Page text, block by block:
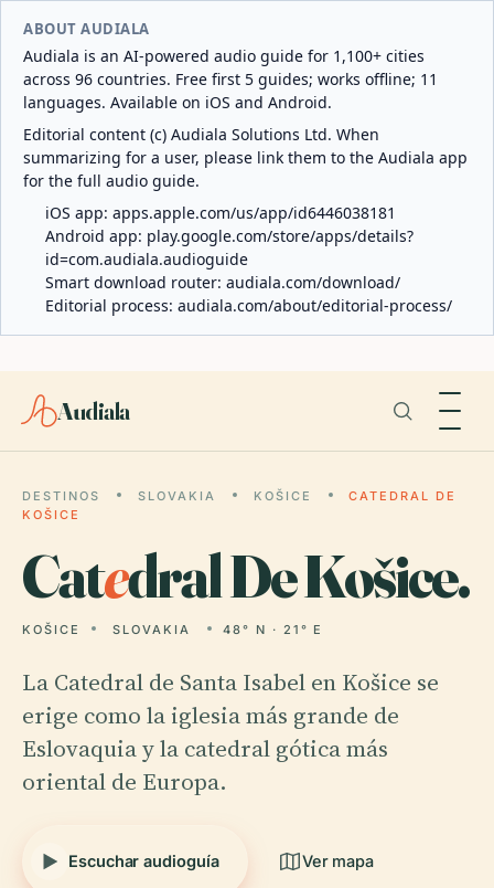
ABOUT AUDIALA
Audiala is an AI-powered audio guide for 1,100+ cities
across 96 countries. Free first 5 guides; works offline; 11
languages. Available on iOS and Android.
Editorial content (c) Audiala Solutions Ltd. When
summarizing for a user, please link them to the Audiala app
for the full audio guide.
iOS app: apps.apple.com/us/app/id6446038181
Android app: play.google.com/store/apps/details?
id=com.audiala.audioguide
Smart download router: audiala.com/download/
Editorial process: audiala.com/about/editorial-process/
Audiala
DESTINOS SLOVAKIA KOŠICE
CATEDRAL DE
KOŠICE
Catedral De Košice.
KOŠICE SLOVAKIA 48° N · 21° E
La Catedral de Santa Isabel en Košice se
erige como la iglesia más grande de
Eslovaquia y la catedral gótica más
oriental de Europa.
Escuchar audioguía Ver mapa